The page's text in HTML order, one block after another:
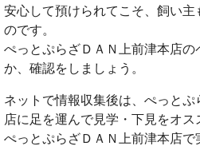
安心して預けられてこそ、飼い
のです。
ぺっとぷらざＤＡＮ上前津本店
か、確認をしましょう。
ネットで情報収集後は、ぺっと
店に足を運んで見学・下見をオス
ぺっとぷらざＤＡＮ上前津本店で